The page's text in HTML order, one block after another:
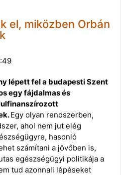
el, miközben Orbán
lépett fel a budapesti Szent
egy fájdalmas és
Egy olyan rendszerben,
ahol nem jut elég
hasonló
számítani a jövőben is,
egészségügyi politikája a
tud azonnali lépéseket